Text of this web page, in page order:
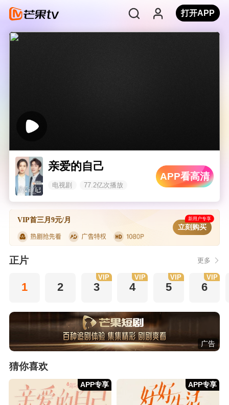
打开APP
亲爱的自己
电视剧 77.2亿次播放
APP看高清
VIP首三月9元/月 新用户专享
立刻购买
正片 更多
1 2 3
VIP
4
VIP
5
VIP
6
VIP
广告
猜你喜欢
APP专享 APP专享